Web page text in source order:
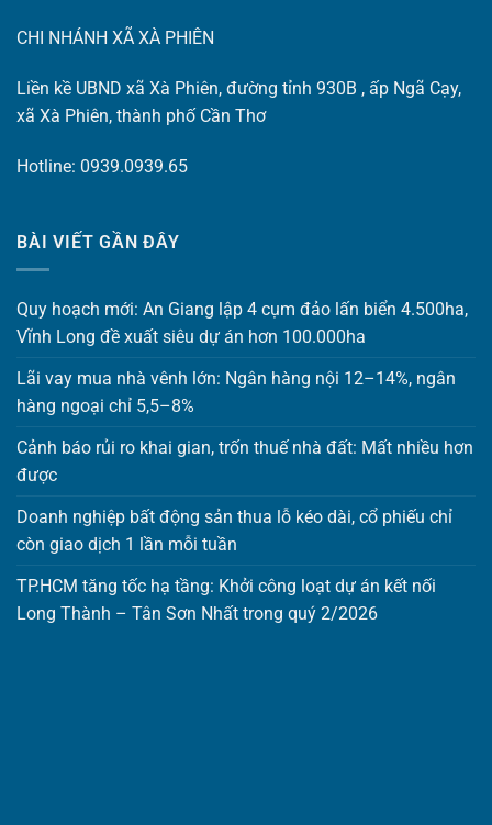
CHI NHÁNH XÃ XÀ PHIÊN
Liền kề UBND xã Xà Phiên, đường tỉnh 930B , ấp Ngã Cạy,
xã Xà Phiên, thành phố Cần Thơ
Hotline: 0939.0939.65
BÀI VIẾT GẦN ĐÂY
Quy hoạch mới: An Giang lập 4 cụm đảo lấn biển 4.500ha,
Vĩnh Long đề xuất siêu dự án hơn 100.000ha
Lãi vay mua nhà vênh lớn: Ngân hàng nội 12–14%, ngân
hàng ngoại chỉ 5,5–8%
Cảnh báo rủi ro khai gian, trốn thuế nhà đất: Mất nhiều hơn
được
Doanh nghiệp bất động sản thua lỗ kéo dài, cổ phiếu chỉ
còn giao dịch 1 lần mỗi tuần
TP.HCM tăng tốc hạ tầng: Khởi công loạt dự án kết nối
Long Thành – Tân Sơn Nhất trong quý 2/2026